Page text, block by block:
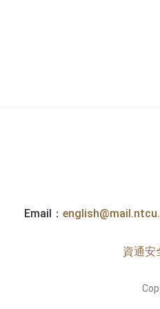
Email：
資通安